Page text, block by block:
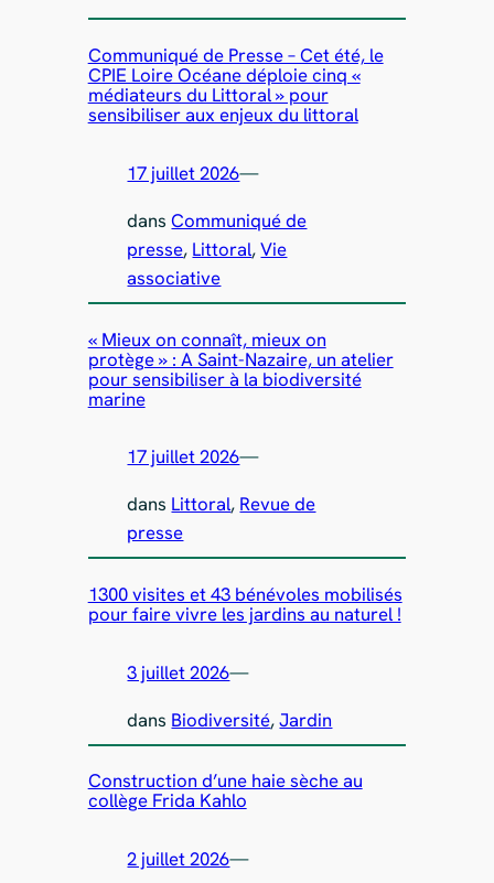
Communiqué de Presse – Cet été, le
CPIE Loire Océane déploie cinq «
médiateurs du Littoral » pour
sensibiliser aux enjeux du littoral
17 juillet 2026—
dansCommuniqué de
presse, Littoral, Vie
associative
« Mieux on connaît, mieux on
protège » : A Saint-Nazaire, un atelier
pour sensibiliser à la biodiversité
marine
17 juillet 2026—
dans Littoral, Revue de
presse
1300 visites et 43 bénévoles mobilisés
pour faire vivre les jardins au naturel !
3 juillet 2026—
dans Biodiversité, Jardin
Construction d’une haie sèche au
collège Frida Kahlo
2 juillet 2026—